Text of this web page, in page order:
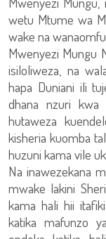
wetu Mtume wa
wake na
Mwenyezi Mungu
isiloliweza, na
hapa Duniani ili
dhana nzuri kwa
hutaweza
kisheria kuomba
huzuni kama vile
Na inawezekana
mwake lakini
kama hali hii
katika mafunzo